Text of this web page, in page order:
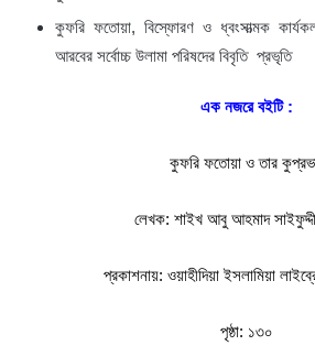
কুফরি ফতোয়া, বিস্ফোরণ ও ধ্বংসাত্মক
আরবের সর্বোচ্চ উলামা পরিষদের বিবৃতি প্রভৃতি
এক নজরে বইটি :
কুফরি ফতোয়া ও তার
লেখক: শাইখ আবু আহমাদ
প্রকাশনায়: ওয়াহীদিয়া ইসলামিয়া
পৃষ্ঠা: ১৩০